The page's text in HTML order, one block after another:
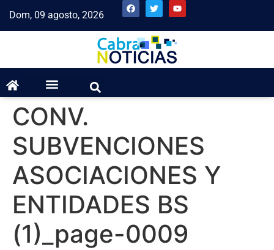
Dom, 09 agosto, 2026
CONV.
SUBVENCIONES
ASOCIACIONES Y
ENTIDADES BS
(1)_page-0009